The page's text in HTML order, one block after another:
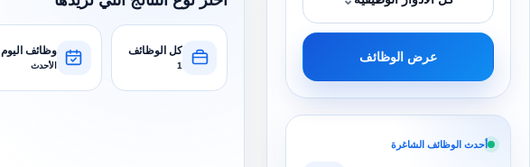
عرض الوظائف
أحدث الوظائف الشاغرة
كل الوظائف
1
وظائف اليوم
الأحدث